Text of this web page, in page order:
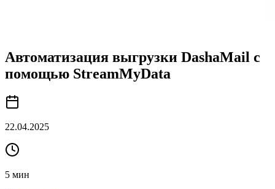
Автоматизация выгрузки DashaMail с
помощью StreamMyData
22.04.2025
5 мин